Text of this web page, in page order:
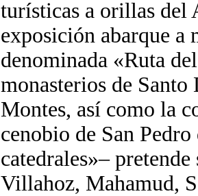
turísticas a orillas del
exposición abarque a
denominada «Ruta
monasterios de
Montes, así como la
cenobio de San
catedrales»–
Villahoz, Mahamud,